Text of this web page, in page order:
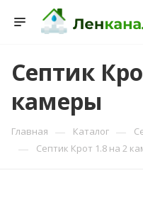
Септик
камеры
Главная — Каталог —
— Септик Крот 1.8 на 2
Консультант
Онлайн — отвечаем